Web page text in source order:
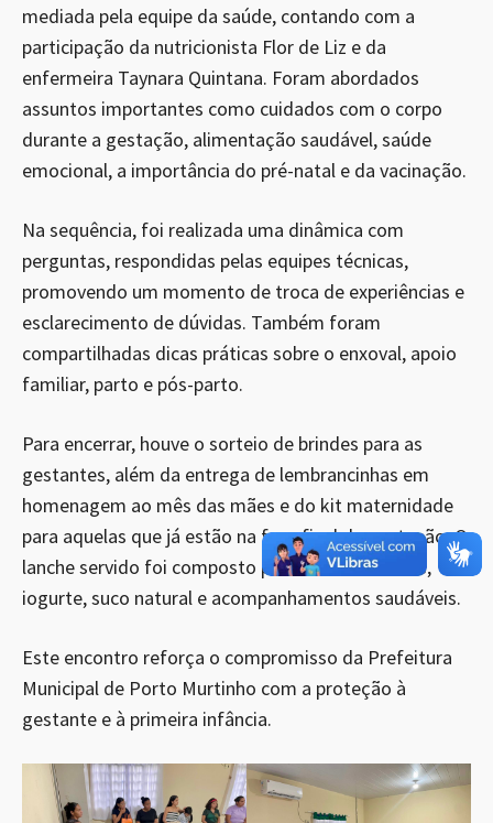
mediada pela equipe da saúde, contando com a
participação da nutricionista Flor de Liz e da
enfermeira Taynara Quintana. Foram abordados
assuntos importantes como cuidados com o corpo
durante a gestação, alimentação saudável, saúde
emocional, a importância do pré-natal e da vacinação.
Na sequência, foi realizada uma dinâmica com
perguntas, respondidas pelas equipes técnicas,
promovendo um momento de troca de experiências e
esclarecimento de dúvidas. Também foram
compartilhadas dicas práticas sobre o enxoval, apoio
familiar, parto e pós-parto.
Para encerrar, houve o sorteio de brindes para as
gestantes, além da entrega de lembrancinhas em
homenagem ao mês das mães e do kit maternidade
para aquelas que já estão na fase final da gestação. O
lanche servido foi composto por salada de frutas,
iogurte, suco natural e acompanhamentos saudáveis.
Este encontro reforça o compromisso da Prefeitura
Municipal de Porto Murtinho com a proteção à
gestante e à primeira infância.